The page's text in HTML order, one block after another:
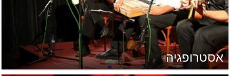
אסטרופגיה